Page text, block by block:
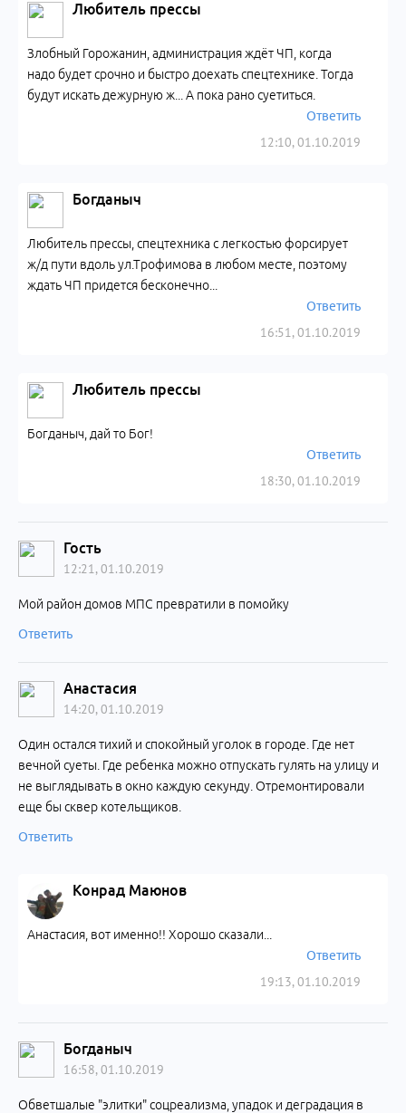
Любитель прессы
12:10, 01.10.2019
Злобный Горожанин, администрация ждёт ЧП, когда
надо будет срочно и быстро доехать спецтехнике. Тогда
будут искать дежурную ж... А пока рано суетиться.
Ответить
Богданыч
16:51, 01.10.2019
Любитель прессы, спецтехника с легкостью форсирует
ж/д пути вдоль ул.Трофимова в любом месте, поэтому
ждать ЧП придется бесконечно...
Ответить
Любитель прессы
18:30, 01.10.2019
Богданыч, дай то Бог!
Ответить
Гость
12:21, 01.10.2019
Мой район домов МПС превратили в помойку
Ответить
Анастасия
14:20, 01.10.2019
Один остался тихий и спокойный уголок в городе. Где нет
вечной суеты. Где ребенка можно отпускать гулять на улицу и
не выглядывать в окно каждую секунду. Отремонтировали
еще бы сквер котельщиков.
Ответить
Конрад Маюнов
19:13, 01.10.2019
Анастасия, вот именно!! Хорошо сказали...
Ответить
Богданыч
16:58, 01.10.2019
Обветшалые "элитки" соцреализма, упадок и деградация в